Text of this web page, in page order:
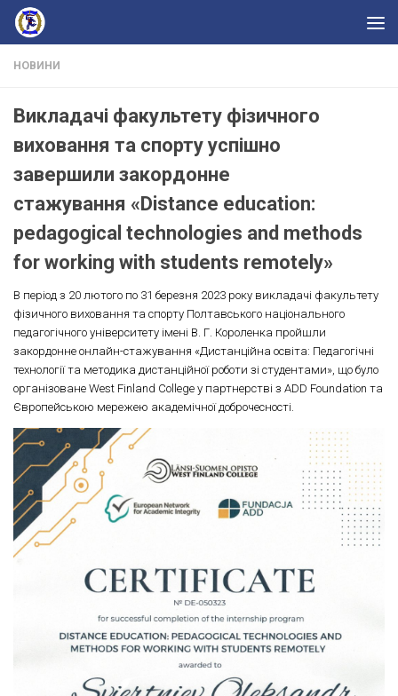
Skip to content
НОВИНИ
Викладачі факультету фізичного
виховання та спорту успішно
завершили закордонне
стажування «Distance education:
pedagogical technologies and methods
for working with students remotely»
В період з 20 лютого по 31 березня 2023 року викладачі факультету
фізичного виховання та спорту Полтавського національного
педагогічного університету імені В. Г. Короленка пройшли
закордонне онлайн-стажування «Дистанційна освіта: Педагогічні
технології та методика дистанційної роботи зі студентами», що було
організоване West Finland College у партнерстві з ADD Foundation та
Європейською мережею академічної доброчесності.